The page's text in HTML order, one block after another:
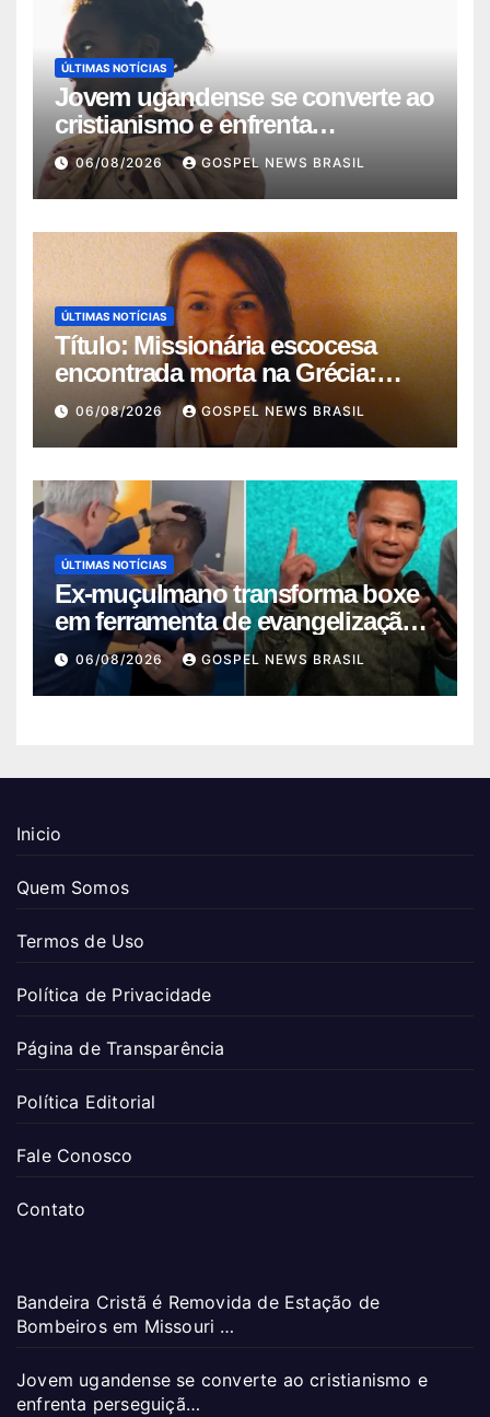
ÚLTIMAS NOTÍCIAS
Jovem ugandense se converte ao
cristianismo e enfrenta
perseguiçã…
06/08/2026 GOSPEL NEWS BRASIL
ÚLTIMAS NOTÍCIAS
Título: Missionária escocesa
encontrada morta na Grécia:
Igreja …
06/08/2026 GOSPEL NEWS BRASIL
ÚLTIMAS NOTÍCIAS
Ex-muçulmano transforma boxe
em ferramenta de evangelização
na H…
06/08/2026 GOSPEL NEWS BRASIL
Inicio
Quem Somos
Termos de Uso
Política de Privacidade
Página de Transparência
Política Editorial
Fale Conosco
Contato
Bandeira Cristã é Removida de Estação de
Bombeiros em Missouri …
Jovem ugandense se converte ao cristianismo e
enfrenta perseguiçã…